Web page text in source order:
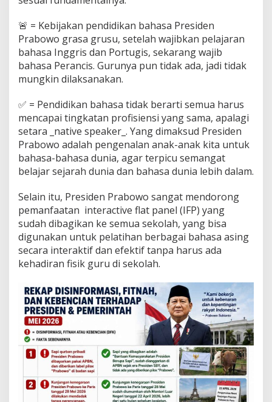
🚨 = Kebijakan pendidikan bahasa Presiden
Prabowo grasa grusu, setelah wajibkan pelajaran
bahasa Inggris dan Portugis, sekarang wajib
bahasa Perancis. Gurunya pun tidak ada, jadi tidak
mungkin dilaksanakan.
✅ = Pendidikan bahasa tidak berarti semua harus
mencapai tingkatan profisiensi yang sama, apalagi
setara _native speaker_. Yang dimaksud Presiden
Prabowo adalah pengenalan anak-anak kita untuk
bahasa-bahasa dunia, agar terpicu semangat
belajar sejarah dunia dan bahasa dunia lebih dalam.
‎Selain itu, Presiden Prabowo sangat mendorong
pemanfaatan interactive flat panel (IFP) yang
sudah dibagikan ke semua sekolah, yang bisa
digunakan untuk pelatihan berbagai bahasa asing
secara interaktif dan efektif tanpa harus ada
kehadiran fisik guru di sekolah.